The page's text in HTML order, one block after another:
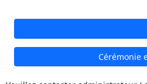
Cérémonie